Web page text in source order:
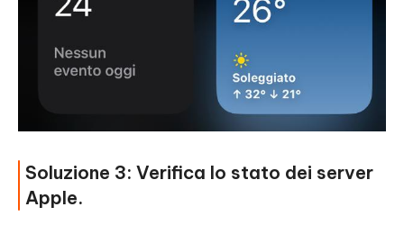
Soluzione 3: Verifica lo stato dei server
Apple.